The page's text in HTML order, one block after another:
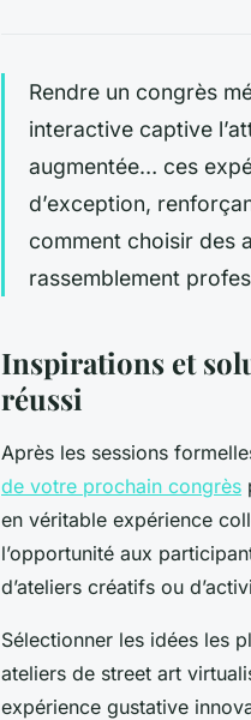
Rendre un congrès
interactive captive
augmentée… ces
d’exception,
comment choisir des
rassemblement
Inspirations et
réussi
Après les sessions
de votre prochain congrès
en véritable expérience
l’opportunité aux
d’ateliers créatifs ou
Sélectionner les idées les
ateliers de street art
expérience gustative